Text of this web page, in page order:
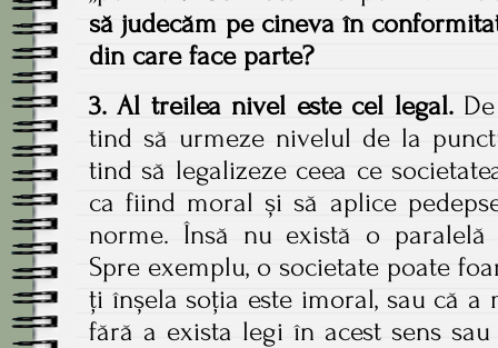
să judecăm pe cineva în
din care face parte?
3. Al treilea nivel este cel legal.De
tind să urmeze nivelul de la
tind să legalizeze ceea ce
ca fiind moral și să aplice
norme. Însă nu există o
Spre exemplu, o societate poate
ți înșela soția este imoral, sau că
fără a exista legi în acest sens